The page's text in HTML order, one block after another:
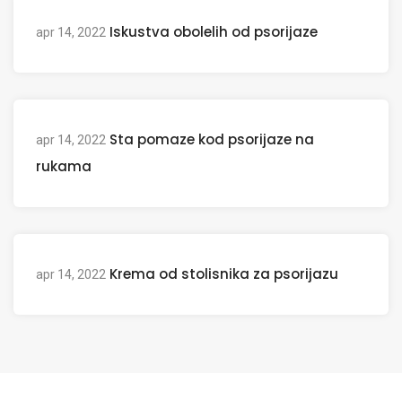
apr 14, 2022 Iskustva obolelih od psorijaze
apr 14, 2022 Sta pomaze kod psorijaze na
rukama
apr 14, 2022 Krema od stolisnika za psorijazu